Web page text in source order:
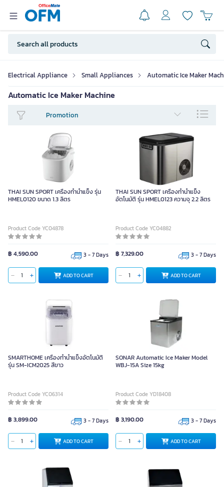
Electrical Appliance Small Appliances Automatic Ice Maker
Automatic Ice Maker Machine
Promotion
THAI SUN SPORT เครื่องทำน้ำแข็ง รุ่น
HMEL0120 ขนาด 1.3 ลิตร
Product Code YC04878
฿ 4,590.00 3 - 7 Days
ADD TO CART
THAI SUN SPORT เครื่องทำน้ำแข็ง
อัตโนมัติ รุ่น HMEL0123 ความจุ 2.2 ลิตร
Product Code YC04882
฿ 7,329.00 3 - 7 Days
ADD TO CART
SMARTHOME เครื่องทำน้ำแข็งอัตโนมัติ
รุ่น SM-ICM2025 สีขาว
Product Code YC06314
฿ 3,899.00 3 - 7 Days
ADD TO CART
SONAR Automatic Ice Maker Model
WBJ-15A Size 15kg
Product Code YD18408
฿ 3,190.00 3 - 7 Days
ADD TO CART